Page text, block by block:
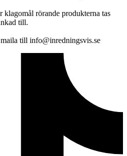
rörande produkterna tas
till.
till info@inredningsvis.se